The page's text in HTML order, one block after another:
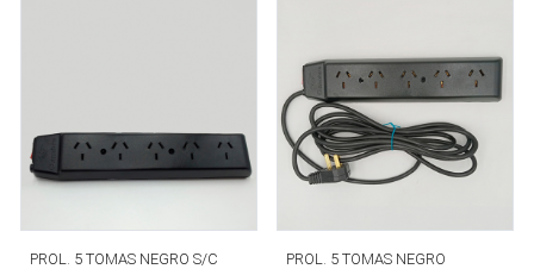
PROL. 5 TOMAS NEGRO S/C
PROL. 5 TOMAS NEGRO